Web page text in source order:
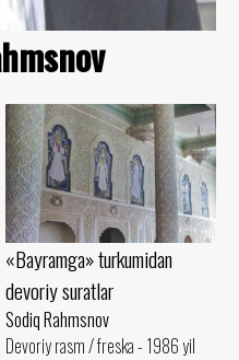
«Bayramga» turkumidan
devoriy suratlar
Sodiq Rahmsnov
Devoriy rasm / freska - 1986 yil